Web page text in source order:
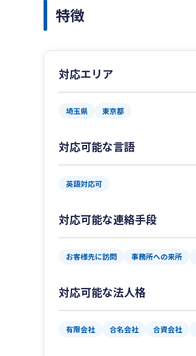
特徴
対応エリア
埼玉県 東京都
対応可能な言語
英語対応可
対応可能な連絡手段
お客様先に訪問 事務所への来所
対応可能な法人格
有限会社 合名会社 合資会社